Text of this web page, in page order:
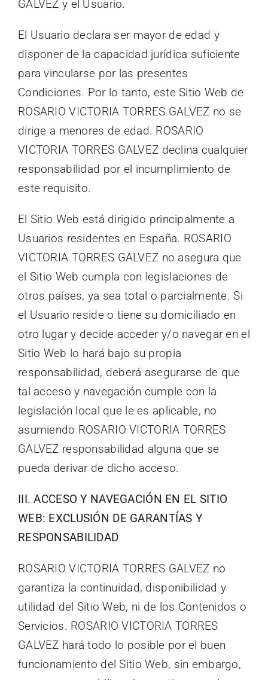
GALVEZ y el Usuario.
El Usuario declara ser mayor de edad y
disponer de la capacidad jurídica suficiente
para vincularse por las presentes
Condiciones. Por lo tanto, este Sitio Web de
ROSARIO VICTORIA TORRES GALVEZ no se
dirige a menores de edad. ROSARIO
VICTORIA TORRES GALVEZ declina cualquier
responsabilidad por el incumplimiento de
este requisito.
El Sitio Web está dirigido principalmente a
Usuarios residentes en España. ROSARIO
VICTORIA TORRES GALVEZ no asegura que
el Sitio Web cumpla con legislaciones de
otros países, ya sea total o parcialmente. Si
el Usuario reside o tiene su domiciliado en
otro lugar y decide acceder y/o navegar en el
Sitio Web lo hará bajo su propia
responsabilidad, deberá asegurarse de que
tal acceso y navegación cumple con la
legislación local que le es aplicable, no
asumiendo ROSARIO VICTORIA TORRES
GALVEZ responsabilidad alguna que se
pueda derivar de dicho acceso.
III. ACCESO Y NAVEGACIÓN EN EL SITIO
WEB: EXCLUSIÓN DE GARANTÍAS Y
RESPONSABILIDAD
ROSARIO VICTORIA TORRES GALVEZ no
garantiza la continuidad, disponibilidad y
utilidad del Sitio Web, ni de los Contenidos o
Servicios. ROSARIO VICTORIA TORRES
GALVEZ hará todo lo posible por el buen
funcionamiento del Sitio Web, sin embargo,